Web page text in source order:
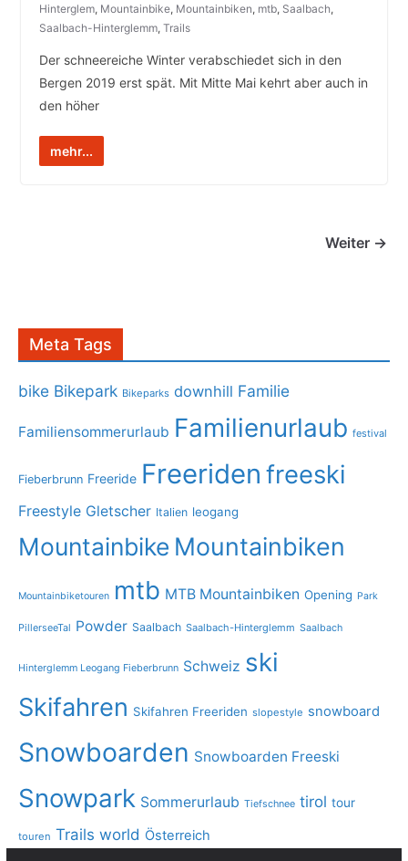
Hinterglem, Mountainbike, Mountainbiken, mtb, Saalbach,
Saalbach-Hinterglemm, Trails
Der schneereiche Winter verabschiedet sich in den
Bergen 2019 erst spät. Mit Mitte Mai kehrt aber auch in
den höher
mehr...
Weiter →
Meta Tags
bike Bikepark Bikeparks downhill Familie
Familiensommerurlaub Familienurlaub festival
Fieberbrunn Freeride Freeriden freeski
Freestyle Gletscher Italien leogang
Mountainbike Mountainbiken
Mountainbiketouren mtb MTB Mountainbiken Opening Park
PillerseeTal Powder Saalbach Saalbach-Hinterglemm Saalbach
Hinterglemm Leogang Fieberbrunn Schweiz ski
Skifahren Skifahren Freeriden slopestyle snowboard
Snowboarden Snowboarden Freeski
Snowpark Sommerurlaub Tiefschnee tirol tour
touren Trails world Österreich